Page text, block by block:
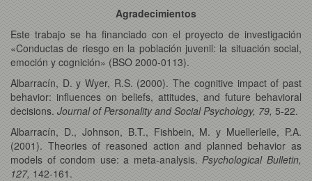
Agradecimientos
Este trabajo se ha financiado con el proyecto de investigación
«Conductas de riesgo en la población juvenil: la situación social,
emoción y cognición» (BSO 2000-0113).
Albarracín, D. y Wyer, R.S. (2000). The cognitive impact of past
behavior: influences on beliefs, attitudes, and future behavioral
decisions. Journal of Personality and Social Psychology, 79, 5-22.
Albarracín, D., Johnson, B.T., Fishbein, M. y Muellerleile, P.A.
(2001). Theories of reasoned action and planned behavior as
models of condom use: a meta-analysis.Psychological Bulletin,
127, 142-161.